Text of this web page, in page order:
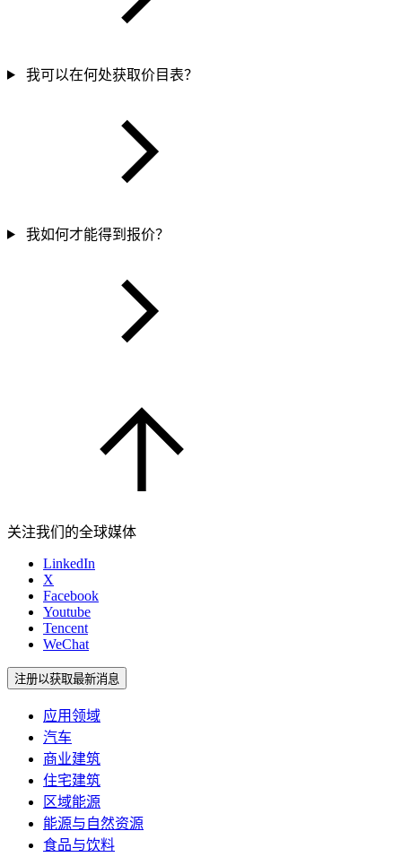
我可以在何处获取价目表？
我如何才能得到报价？
关注我们的全球媒体
LinkedIn
X
Facebook
Youtube
Tencent
WeChat
注册以获取最新消息
应用领域
汽车
商业建筑
住宅建筑
区域能源
能源与自然资源
食品与饮料